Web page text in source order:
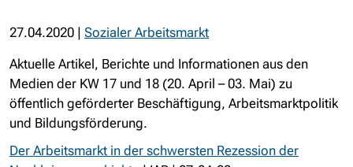
27.04.2020 | Sozialer Arbeitsmarkt
Aktuelle Artikel, Berichte und Informationen aus den
Medien der KW 17 und 18 (20. April – 03. Mai) zu
öffentlich geförderter Beschäftigung, Arbeitsmarktpolitik
und Bildungsförderung.
Der Arbeitsmarkt in der schwersten Rezession der